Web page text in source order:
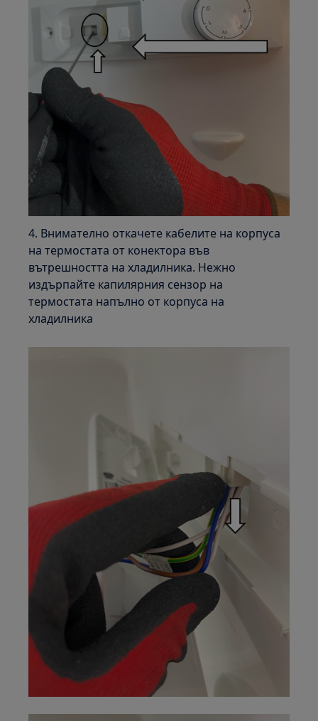
4. Внимателно откачете кабелите на корпуса
на термостата от конектора във
вътрешността на хладилника. Нежно
издърпайте капилярния сензор на
термостата напълно от корпуса на
хладилника